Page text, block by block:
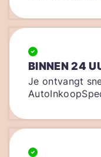
BINNEN 24
Je ontvangt